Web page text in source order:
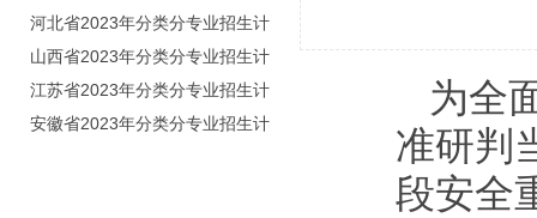
招生章程
河北省2023年分类分专业招生计
划（院校代号：1889）
山西省2023年分类分专业招生计
划（院校代号：5560）
江苏省2023年分类分专业招生计
划（院校代号：8931）
安徽省2023年分类分专业招生计
为全
准研判
段安全